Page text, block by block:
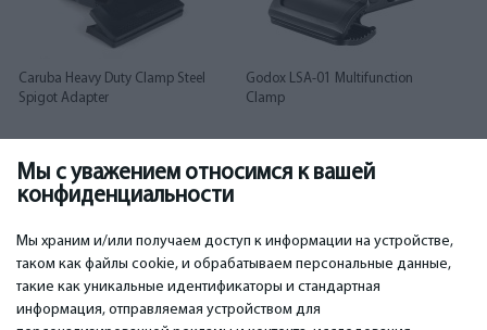
Мы с уважением относимся к вашей
конфиденциальности
Мы храним и/или получаем доступ к информации на устройстве,
таком как файлы cookie, и обрабатываем персональные данные,
такие как уникальные идентификаторы и стандартная
информация, отправляемая устройством для
Caruba Heavy Duty Clamp Steel
Spigot Adapter
10.00€
Godox LSA-01 Multifunction
Clamp
10.00€
1 2 3 4 5 6 ... 37 38